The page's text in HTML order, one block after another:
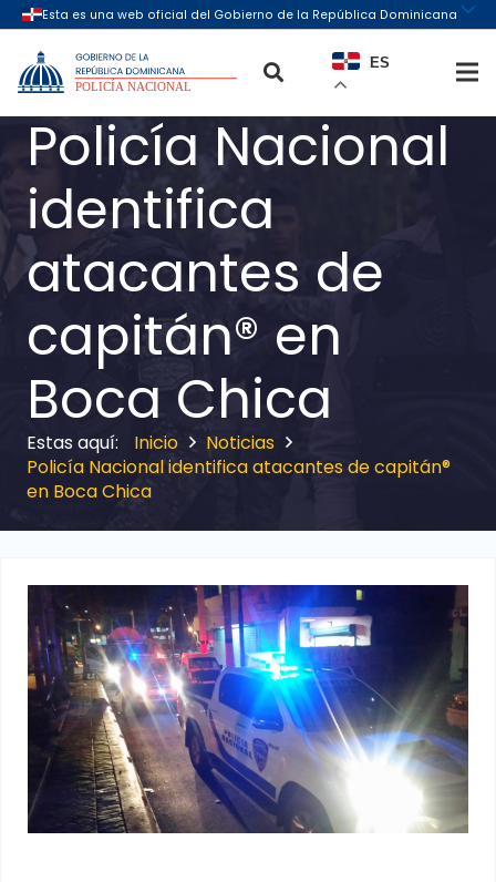
ES
Policía Nacional
identifica
atacantes de
capitán® en
Boca Chica
Inicio
Noticias
Policía Nacional identifica atacantes de capitán®
en Boca Chica